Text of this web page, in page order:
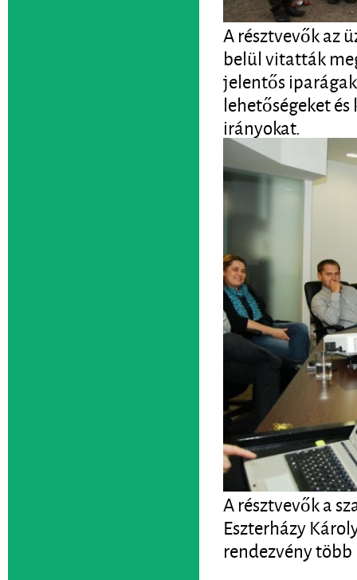
A résztvevők az
belül vitatták
jelentős
lehetőségeket
irányokat.
A résztvevők a
Eszterházy
rendezvény